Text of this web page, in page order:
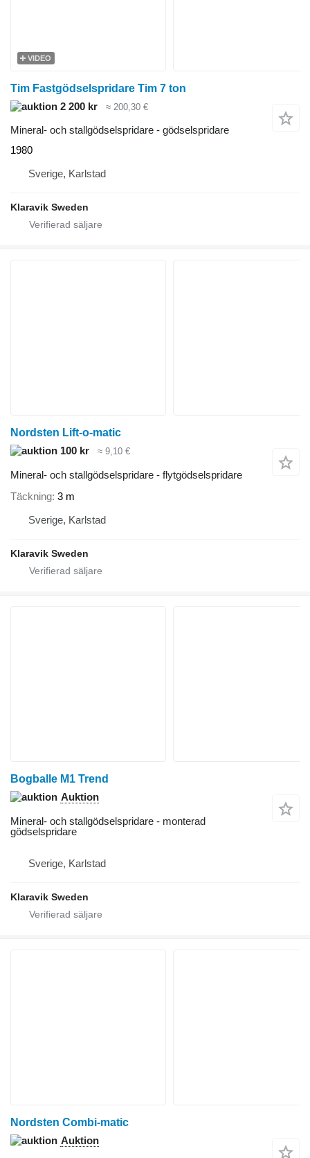
VIDEO
Tim Fastgödselspridare Tim 7 ton
2 200 kr
≈ 200,30 €
Mineral- och stallgödselspridare - gödselspridare
1980
Sverige, Karlstad
Klaravik Sweden
Nordsten Lift-o-matic
100 kr
≈ 9,10 €
Mineral- och stallgödselspridare - flytgödselspridare
Täckning 3 m
Sverige, Karlstad
Klaravik Sweden
Bogballe M1 Trend
Auktion
Mineral- och stallgödselspridare - monterad
gödselspridare
Sverige, Karlstad
Klaravik Sweden
Nordsten Combi-matic
Auktion